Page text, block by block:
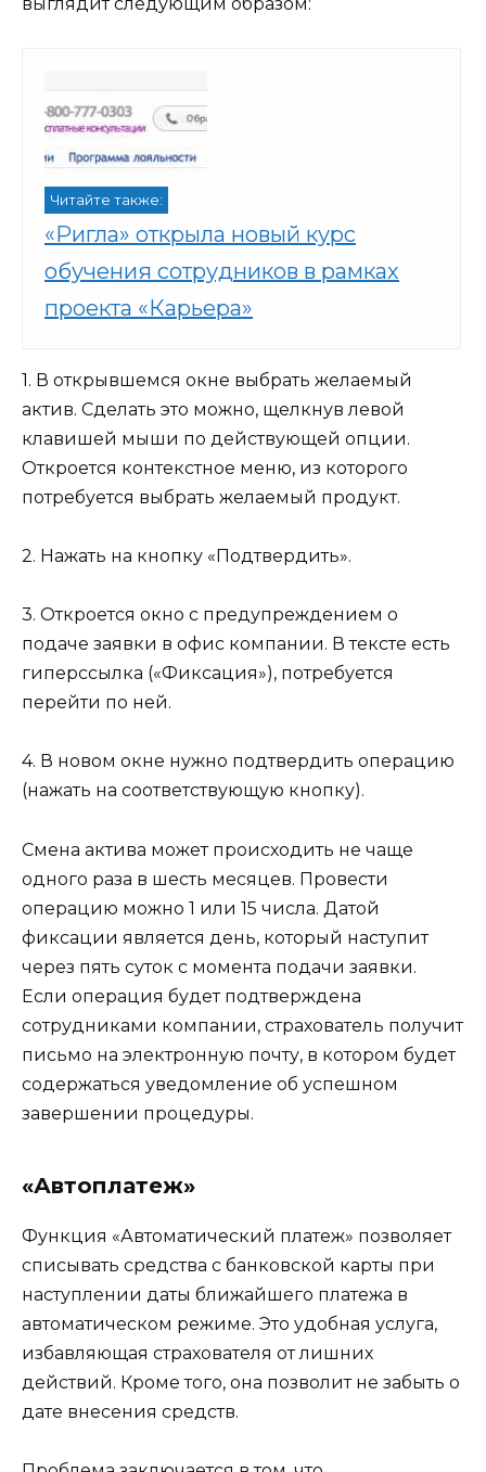
Читайте также:
«Ригла» открыла новый курс
обучения сотрудников в рамках
проекта «Карьера»
1. В открывшемся окне выбрать желаемый
актив. Сделать это можно, щелкнув левой
клавишей мыши по действующей опции.
Откроется контекстное меню, из которого
потребуется выбрать желаемый продукт.
2. Нажать на кнопку «Подтвердить».
3. Откроется окно с предупреждением о
подаче заявки в офис компании. В тексте есть
гиперссылка («Фиксация»), потребуется
перейти по ней.
4. В новом окне нужно подтвердить операцию
(нажать на соответствующую кнопку).
Смена актива может происходить не чаще
одного раза в шесть месяцев. Провести
операцию можно 1 или 15 числа. Датой
фиксации является день, который наступит
через пять суток с момента подачи заявки.
Если операция будет подтверждена
сотрудниками компании, страхователь получит
письмо на электронную почту, в котором будет
содержаться уведомление об успешном
завершении процедуры.
«Автоплатеж»
Функция «Автоматический платеж» позволяет
списывать средства с банковской карты при
наступлении даты ближайшего платежа в
автоматическом режиме. Это удобная услуга,
избавляющая страхователя от лишних
действий. Кроме того, она позволит не забыть о
дате внесения средств.